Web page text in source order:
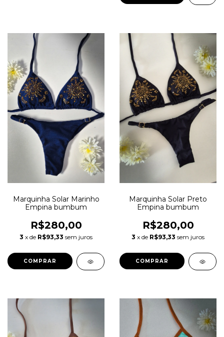
Marquinha Solar Marinho
Empina bumbum
R$280,00
3 x de R$93,33 sem juros
COMPRAR
Marquinha Solar Preto
Empina bumbum
R$280,00
3 x de R$93,33 sem juros
COMPRAR